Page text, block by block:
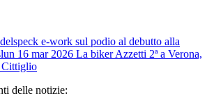
e-work sul podio al debutto alla
lun 16 mar 2026 La biker Azzetti 2ª a Verona,
Cittiglio
delle notizie: